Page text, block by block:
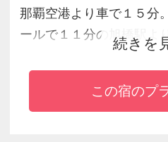
那覇空港より車で１５分
ールで１１分の旭橋駅よ
や那覇バスターミナルま
ルユクエスタ旭橋は観
ホテルです。真っ赤なソ
続きを
この宿のプ